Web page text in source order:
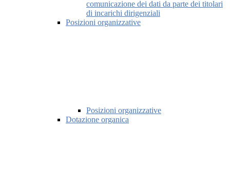
comunicazione dei dati da parte dei titolari
di incarichi dirigenziali
Posizioni organizzative
Posizioni organizzative
Dotazione organica